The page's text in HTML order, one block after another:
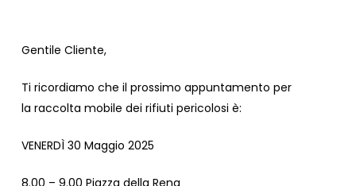
Gentile Cliente,
Ti ricordiamo che il prossimo appuntamento per
la raccolta mobile dei rifiuti pericolosi è:
VENERDÌ 30 Maggio 2025
8.00 – 9.00 Piazza della Rena